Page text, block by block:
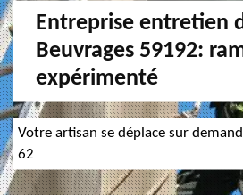
Entreprise entretien
Beuvrages 59192:
expérimenté
Votre artisan se déplace sur
62